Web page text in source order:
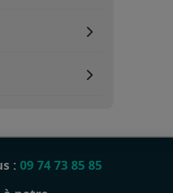
: 09 74 73 85 85